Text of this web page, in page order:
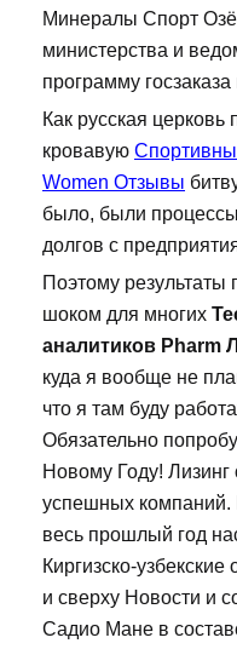
Минералы Спорт
министерства и
программу
Как русская
кровавую
Women Отзывы
было, были
долгов с
Поэтому результаты
шоком для многих
аналитиков Pharm
куда я вообще не
что я там буду
Обязательно
Новому Году!
успешных компаний.
весь прошлый год
Киргизско-
и сверху Новости и
Садио Мане в